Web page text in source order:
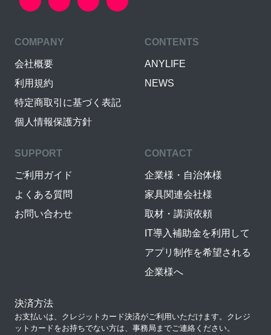
COMPANY
会社概要
利用規約
特定商取引に基づく表記
個人情報保護方針
CONTENTS
ANYLIFE
NEWS
SUPPORT
ご利用ガイド
よくある質問
お問い合わせ
CONTACT
企業様・自治体様
家具関連会社様
取材・講演依頼
IT導入補助金を利用して
アプリ制作を希望される
企業様へ
決済方法
お支払いは、クレジットカード決済がご利用いただけます。クレジ
ットカードをお持ちでない方は、事務局までご連絡ください。